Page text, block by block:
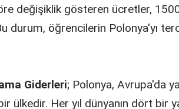
değişiklik gösteren ücretler,
durum, öğrencilerin Polonya'yı
Giderleri; Polonya, Avrupa'da
ülkedir. Her yıl dünyanın dört bir